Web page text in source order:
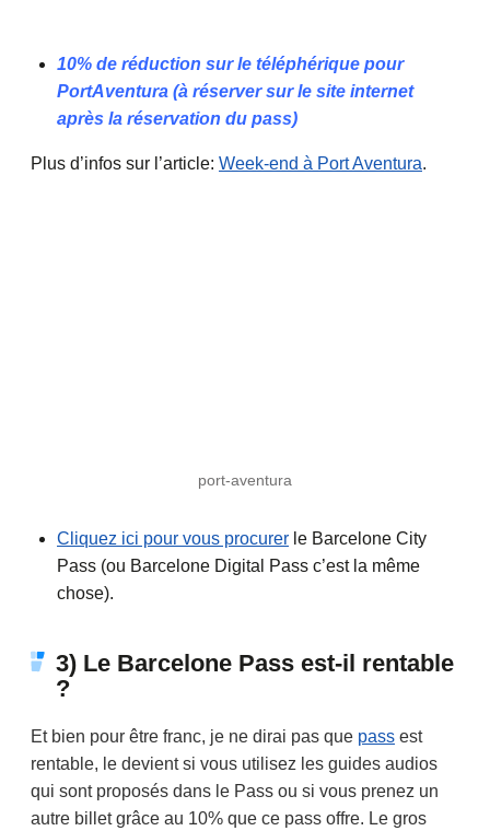
10% de réduction sur le téléphérique pour
PortAventura (à réserver sur le site internet
après la réservation du pass)
Plus d’infos sur l’article: Week-end à Port Aventura.
port-aventura
Cliquez ici pour vous procurer le Barcelone City
Pass (ou Barcelone Digital Pass c’est la même
chose).
3) Le Barcelone Pass est-il rentable
?
Et bien pour être franc, je ne dirai pas que pass est
rentable, le devient si vous utilisez les guides audios
qui sont proposés dans le Pass ou si vous prenez un
autre billet grâce au 10% que ce pass offre. Le gros